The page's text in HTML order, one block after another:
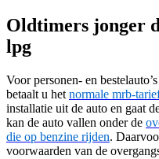
Oldtimers jonger
lpg
Voor personen- en
betaalt u het normale mrb-
installatie uit de auto en gaat
kan de auto vallen onder de
die op benzine rijden.
voorwaarden van de